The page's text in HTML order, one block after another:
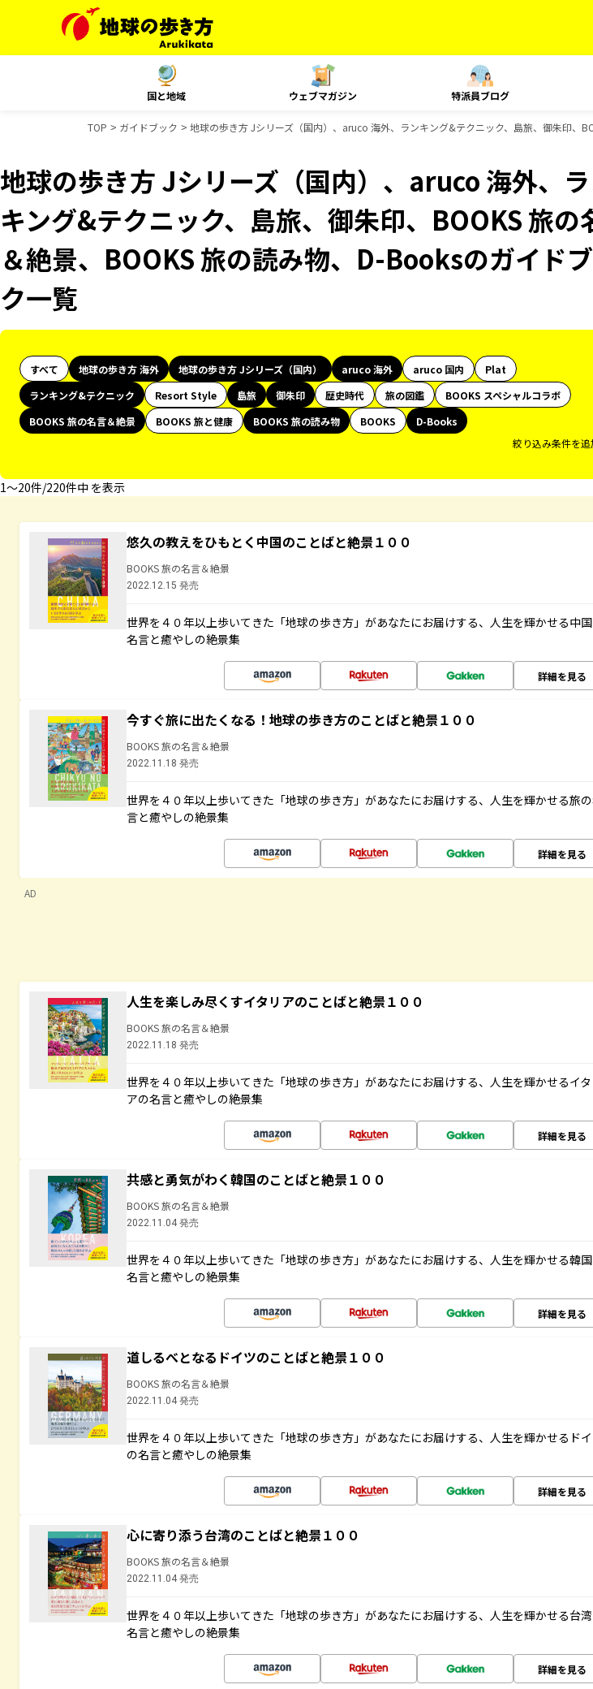
国と地域 ウェブマガジン 特派員ブログ
TOP ガイドブック 地球の歩き方 Jシリーズ（国内）、aruco 海外、ランキング&テクニック、島旅、御朱印、
地球の歩き方 Jシリーズ（国内）、aruco 海外、
キング&テクニック、島旅、御朱印、BOOKS 旅の
＆絶景、BOOKS 旅の読み物、D-Booksのガイド
ク一覧
すべて 地球の歩き方 海外 地球の歩き方 Jシリーズ（国内） aruco 海外 aruco 国内
Plat
ランキング&テクニック
Resort Style 島旅 御朱印 歴史時代 旅の図鑑
BOOKS スペシャルコラボ
BOOKS 旅の名言＆絶景
BOOKS 旅と健康 BOOKS 旅の読み物 BOOKS
D-Books
絞り込み条件を追
1〜20件/220件中 を表示
悠久の教えをひもとく中国のことばと絶景１００
BOOKS 旅の名言＆絶景
2022.12.15 発売
世界を４０年以上歩いてきた「地球の歩き方」があなたにお届けする、人生を輝かせる中
名言と癒やしの絶景集
詳細を見る
今すぐ旅に出たくなる！地球の歩き方のことばと絶景１００
BOOKS 旅の名言＆絶景
2022.11.18 発売
世界を４０年以上歩いてきた「地球の歩き方」があなたにお届けする、人生を輝かせる旅
言と癒やしの絶景集
詳細を見る
AD
人生を楽しみ尽くすイタリアのことばと絶景１００
BOOKS 旅の名言＆絶景
2022.11.18 発売
世界を４０年以上歩いてきた「地球の歩き方」があなたにお届けする、人生を輝かせるイタ
アの名言と癒やしの絶景集
詳細を見る
共感と勇気がわく韓国のことばと絶景１００
BOOKS 旅の名言＆絶景
2022.11.04 発売
世界を４０年以上歩いてきた「地球の歩き方」があなたにお届けする、人生を輝かせる韓
名言と癒やしの絶景集
詳細を見る
道しるべとなるドイツのことばと絶景１００
BOOKS 旅の名言＆絶景
2022.11.04 発売
世界を４０年以上歩いてきた「地球の歩き方」があなたにお届けする、人生を輝かせるド
の名言と癒やしの絶景集
詳細を見る
心に寄り添う台湾のことばと絶景１００
BOOKS 旅の名言＆絶景
2022.11.04 発売
世界を４０年以上歩いてきた「地球の歩き方」があなたにお届けする、人生を輝かせる台
名言と癒やしの絶景集
詳細を見る